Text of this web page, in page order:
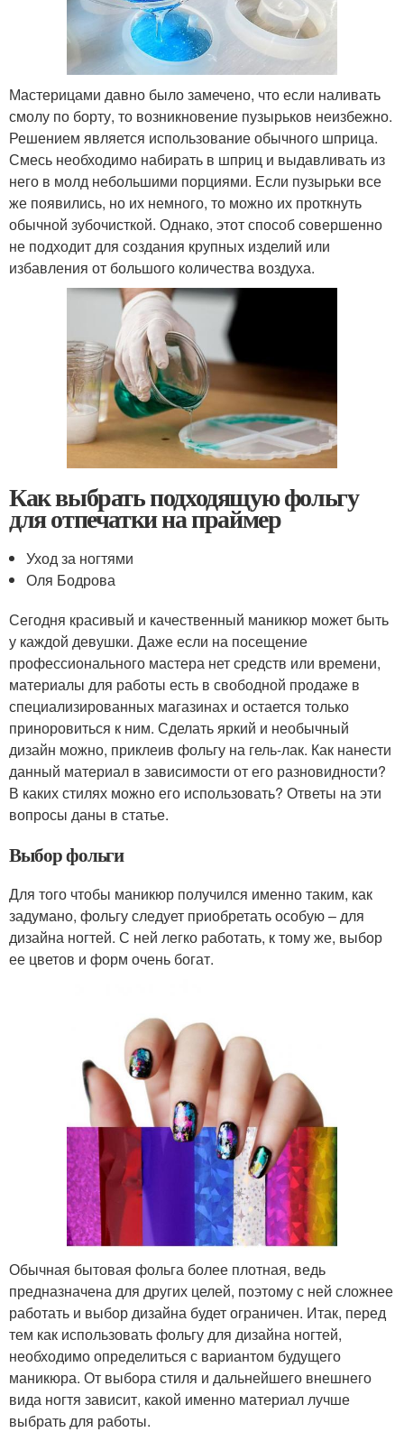
Мастерицами давно было замечено, что если наливать
смолу по борту, то возникновение пузырьков неизбежно.
Решением является использование обычного шприца.
Смесь необходимо набирать в шприц и выдавливать из
него в молд небольшими порциями. Если пузырьки все
же появились, но их немного, то можно их проткнуть
обычной зубочисткой. Однако, этот способ совершенно
не подходит для создания крупных изделий или
избавления от большого количества воздуха.
Как выбрать подходящую фольгу
для отпечатки на праймер
Уход за ногтями
Оля Бодрова
Сегодня красивый и качественный маникюр может быть
у каждой девушки. Даже если на посещение
профессионального мастера нет средств или времени,
материалы для работы есть в свободной продаже в
специализированных магазинах и остается только
приноровиться к ним. Сделать яркий и необычный
дизайн можно, приклеив фольгу на гель-лак. Как нанести
данный материал в зависимости от его разновидности?
В каких стилях можно его использовать? Ответы на эти
вопросы даны в статье.
Выбор фольги
Для того чтобы маникюр получился именно таким, как
задумано, фольгу следует приобретать особую – для
дизайна ногтей. С ней легко работать, к тому же, выбор
ее цветов и форм очень богат.
Обычная бытовая фольга более плотная, ведь
предназначена для других целей, поэтому с ней сложнее
работать и выбор дизайна будет ограничен. Итак, перед
тем как использовать фольгу для дизайна ногтей,
необходимо определиться с вариантом будущего
маникюра. От выбора стиля и дальнейшего внешнего
вида ногтя зависит, какой именно материал лучше
выбрать для работы.